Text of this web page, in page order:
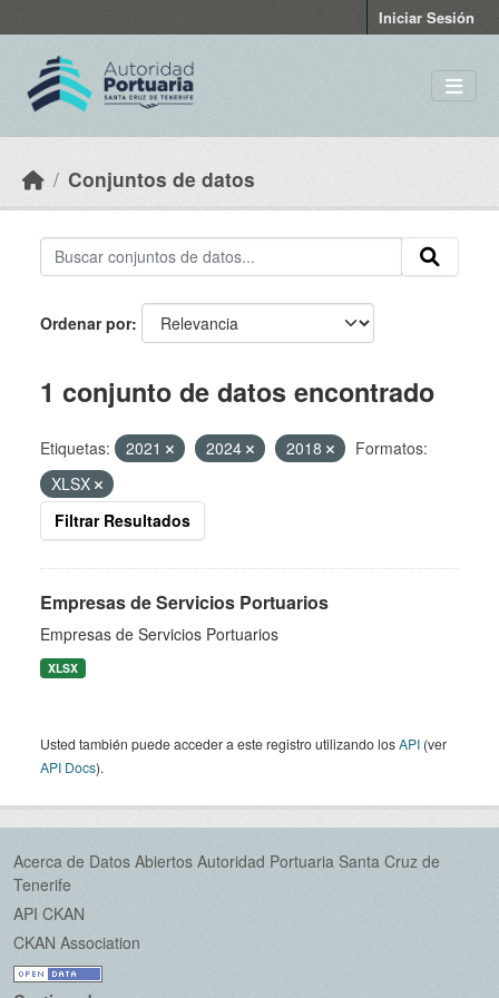
Iniciar Sesión
Conjuntos de datos
Ordenar por
1 conjunto de datos encontrado
Etiquetas: 2021 2024 2018
Formatos:
XLSX
Filtrar Resultados
Empresas de Servicios Portuarios
Empresas de Servicios Portuarios
XLSX
Usted también puede acceder a este registro utilizando losAPI (ver
API Docs).
Acerca de Datos Abiertos Autoridad Portuaria Santa Cruz de
Tenerife
API CKAN
CKAN Association